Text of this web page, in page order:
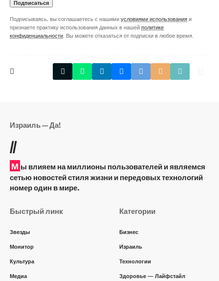
Подписываясь, вы соглашаетесь с нашими условиями использования и
признаете практику использования данных в нашей политике
конфиденциальности . Вы можете отказаться от подписки в любое время.
Израиль — Да!
//
М ы влияем на миллионы пользователей и являемся
сетью новостей стиля жизни и передовых технологий
номер один в мире.
Быстрый линк
Звезды
Монитор
Культура
Медиа
Категории
Бизнес
Израиль
Технологии
Здоровье — Лайфстайл